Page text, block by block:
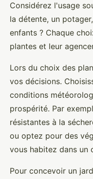
Considérez l'usage
la détente, un
enfants ? Chaque
plantes et leur
Lors du choix des
vos décisions.
conditions
prospérité. Par
résistantes à la
ou optez pour des
vous habitez dans un
Pour concevoir un